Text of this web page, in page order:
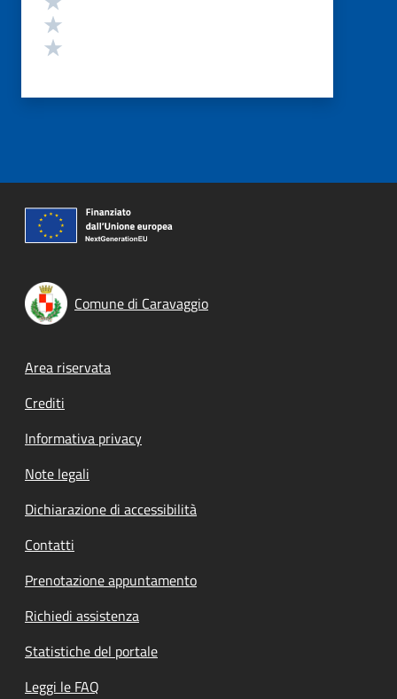
Comune di Caravaggio
Footer menu
Area riservata
Crediti
Informativa privacy
Note legali
Dichiarazione di accessibilità
Contatti
Prenotazione appuntamento
Richiedi assistenza
Statistiche del portale
Leggi le FAQ